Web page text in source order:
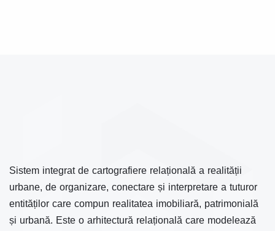
Sistem integrat de cartografiere relațională a realității
urbane, de organizare, conectare și interpretare a tuturor
entităților care compun realitatea imobiliară, patrimonială
și urbană. Este o arhitectură relațională care modelează